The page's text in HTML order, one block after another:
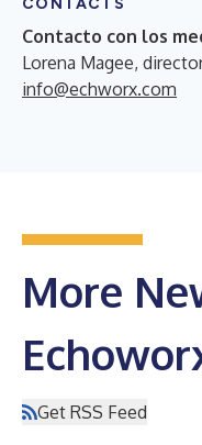
Contacto con los
Lorena Magee,
info@echworx.com
More
Get RSS Feed